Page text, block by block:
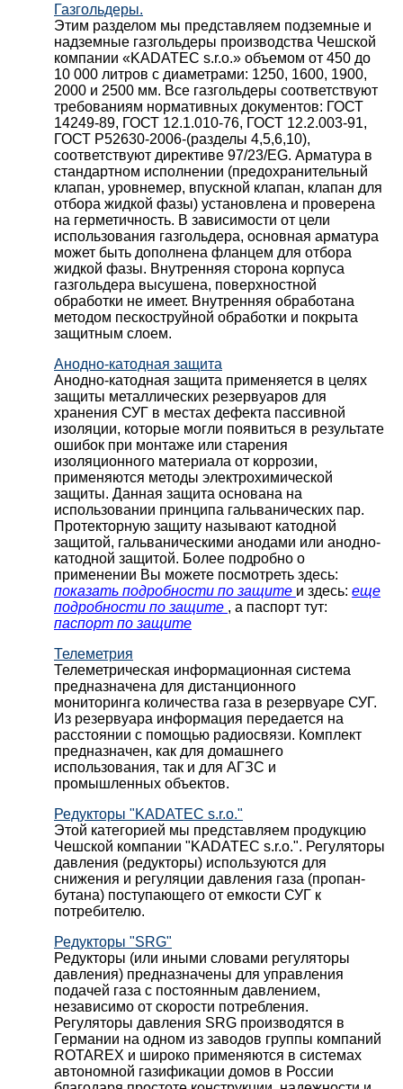
Газгольдеры.
Этим разделом мы представляем подземные и
надземные газгольдеры производства Чешской
компании «KADATEC s.r.o.» объемом от 450 до
10 000 литров с диаметрами: 1250, 1600, 1900,
2000 и 2500 мм. Все газгольдеры соответствуют
требованиям нормативных документов: ГОСТ
14249-89, ГОСТ 12.1.010-76, ГОСТ 12.2.003-91,
ГОСТ Р52630-2006-(разделы 4,5,6,10),
соответствуют директиве 97/23/EG. Арматура в
стандартном исполнении (предохранительный
клапан, уровнемер, впускной клапан, клапан для
отбора жидкой фазы) установлена и проверена
на герметичность. В зависимости от цели
использования газгольдера, основная арматура
может быть дополнена фланцем для отбора
жидкой фазы. Внутренняя сторона корпуса
газгольдера высушена, поверхностной
обработки не имеет. Внутренняя обработана
методом пескоструйной обработки и покрыта
защитным слоем.
Анодно-катодная защита
Анодно-катодная защита применяется в целях
защиты металлических резервуаров для
хранения СУГ в местах дефекта пассивной
изоляции, которые могли появиться в результате
ошибок при монтаже или старения
изоляционного материала от коррозии,
применяются методы электрохимической
защиты. Данная защита основана на
использовании принципа гальванических пар.
Протекторную защиту называют катодной
защитой, гальваническими анодами или анодно-
катодной защитой. Более подробно о
применении Вы можете посмотреть здесь:
показать подробности по защите и здесь: еще
подробности по защите , а паспорт тут:
паспорт по защите
Телеметрия
Телеметрическая информационная система
предназначена для дистанционного
мониторинга количества газа в резервуаре СУГ.
Из резервуара информация передается на
расстоянии с помощью радиосвязи. Комплект
предназначен, как для домашнего
использования, так и для АГЗС и
промышленных объектов.
Редукторы "KADATEC s.r.o."
Этой категорией мы представляем продукцию
Чешской компании "KADATEC s.r.o.". Регуляторы
давления (редукторы) используются для
снижения и регуляции давления газа (пропан-
бутана) поступающего от емкости СУГ к
потребителю.
Редукторы "SRG"
Редукторы (или иными словами регуляторы
давления) предназначены для управления
подачей газа с постоянным давлением,
независимо от скорости потребления.
Регуляторы давления SRG производятся в
Германии на одном из заводов группы компаний
ROTAREX и широко применяются в системах
автономной газификации домов в России